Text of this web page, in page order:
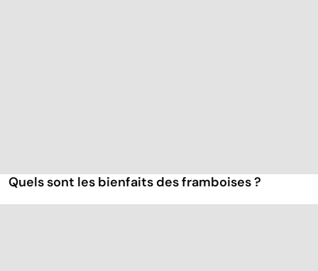
Quels sont les bienfaits des framboises ?